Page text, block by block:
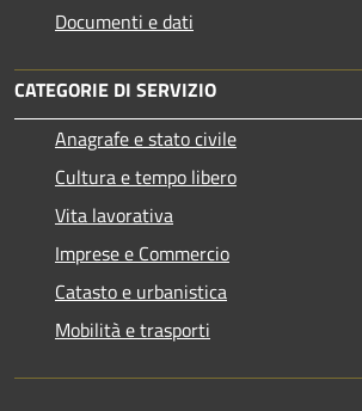
Documenti e dati
CATEGORIE DI SERVIZIO
Anagrafe e stato civile
Cultura e tempo libero
Vita lavorativa
Imprese e Commercio
Catasto e urbanistica
Mobilità e trasporti